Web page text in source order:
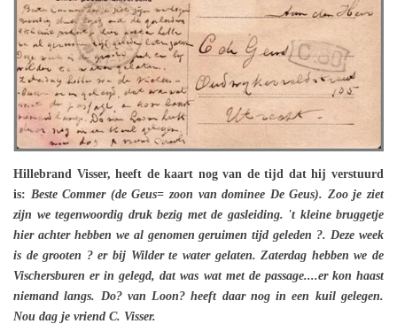
Hillebrand Visser, heeft de kaart nog van de tijd dat hij verstuurd
is: Beste Commer (de Geus= zoon van dominee De Geus). Zoo je ziet
zijn we tegenwoordig druk bezig met de gasleiding. 't kleine bruggetje
hier achter hebben we al genomen geruimen tijd geleden ?. Deze week
is de grooten ? er bij Wilder te water gelaten. Zaterdag hebben we de
Vischersburen er in gelegd, dat was wat met de passage....er kon haast
niemand langs. Do? van Loon? heeft daar nog in een kuil gelegen.
Nou dag je vriend C. Visser.